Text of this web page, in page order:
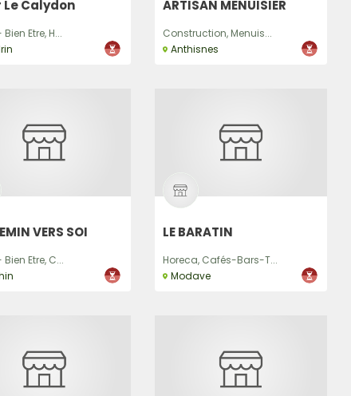
Le Calydon
Etre, H...
ARTISAN MENUISIER
Construction, Menuis...
Anthisnes
VERS SOI
Etre, C...
LE BARATIN
Horeca, Cafés-Bars-T...
Modave